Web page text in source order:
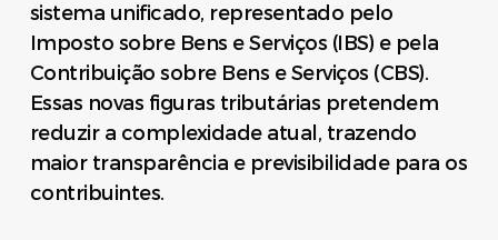
sistema unificado, representado pelo
Imposto sobre Bens e Serviços (IBS) e pela
Contribuição sobre Bens e Serviços (CBS).
Essas novas figuras tributárias pretendem
reduzir a complexidade atual, trazendo
maior transparência e previsibilidade para os
contribuintes.